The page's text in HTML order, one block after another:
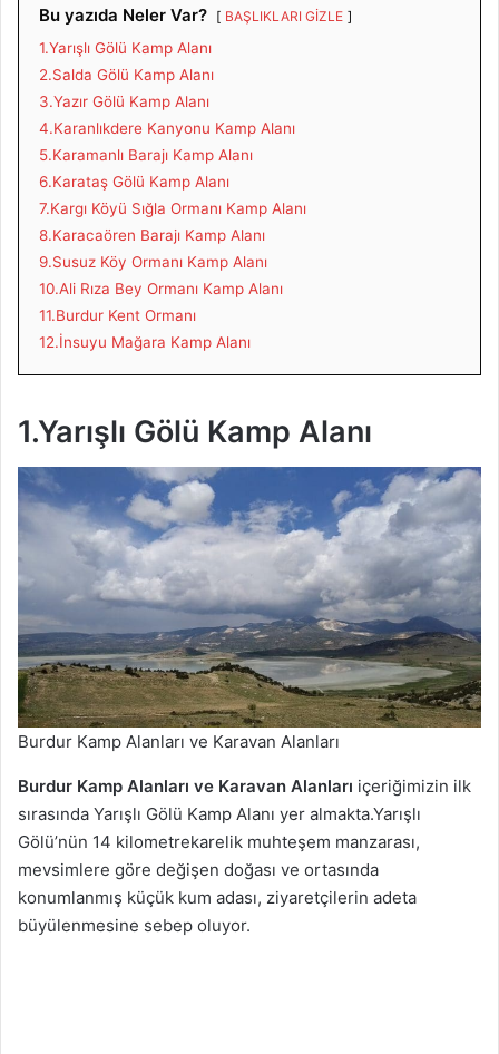
Bu yazıda Neler Var? BAŞLIKLARI GİZLE
1.Yarışlı Gölü Kamp Alanı
2.Salda Gölü Kamp Alanı
3.Yazır Gölü Kamp Alanı
4.Karanlıkdere Kanyonu Kamp Alanı
5.Karamanlı Barajı Kamp Alanı
6.Karataş Gölü Kamp Alanı
7.Kargı Köyü Sığla Ormanı Kamp Alanı
8.Karacaören Barajı Kamp Alanı
9.Susuz Köy Ormanı Kamp Alanı
10.Ali Rıza Bey Ormanı Kamp Alanı
11.Burdur Kent Ormanı
12.İnsuyu Mağara Kamp Alanı
1.Yarışlı Gölü Kamp Alanı
Burdur Kamp Alanları ve Karavan Alanları
Burdur Kamp Alanları ve Karavan Alanları içeriğimizin ilk
sırasında Yarışlı Gölü Kamp Alanı yer almakta.Yarışlı
Gölü’nün 14 kilometrekarelik muhteşem manzarası,
mevsimlere göre değişen doğası ve ortasında
konumlanmış küçük kum adası, ziyaretçilerin adeta
büyülenmesine sebep oluyor.